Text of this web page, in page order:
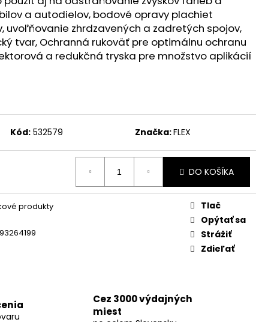
a autodielov, bodové opravy plachiet
uvoľňovanie zhrdzavených a zadretých spojov,
tvar, Ochranná rukoväť pre optimálnu ochranu
a redukčná tryska pre množstvo aplikácií
Kód: 532579 Značka:FLEX
DO KOŠÍKA
produkty
Tlač
Opýtať sa
Strážiť
Zdieľať
Cez 3000 výdajných
miest
LI-ION AP